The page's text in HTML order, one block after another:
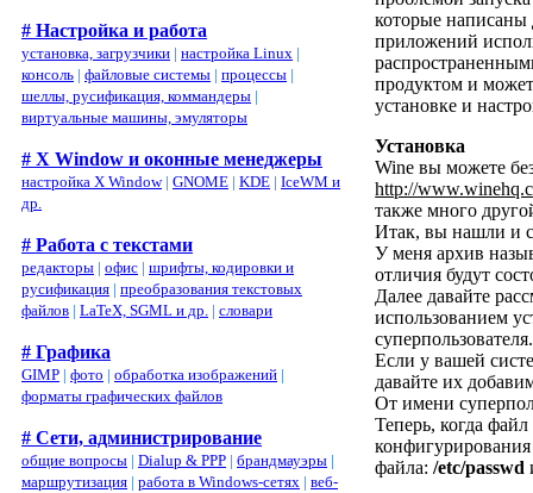
# Настройка и работа
установка, загрузчики | настройка Linux |
консоль | файловые системы | процессы |
шеллы, русификация, коммандеры |
виртуальные машины, эмуляторы
# X Window и оконные менеджеры
настройка X Window| GNOME | KDE | IceWM и
др.
# Работа с текстами
редакторы | офис | шрифты, кодировки и
русификация | преобразования текстовых
файлов | LaTeX, SGML и др. | словари
# Графика
GIMP | фото | обработка изображений |
форматы графических файлов
# Сети, администрирование
общие вопросы | Dialup & PPP | брандмауэры |
маршрутизация | работа в Windows-сетях | веб-
которые написаны
приложений
продуктом и
установке и
Установка
Wine вы можете
http://
также много
Итак, вы нашли и
У меня архив
отличия будут
Далее давайте
использованием
суперпользователя.
Если у вашей
давайте их
От имени
Теперь, когда
файла:/etc/passwd